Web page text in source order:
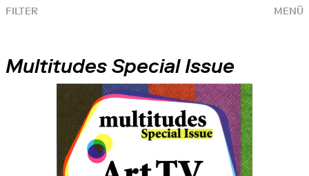
MENÜ
FILTER
Multitudes Special Issue